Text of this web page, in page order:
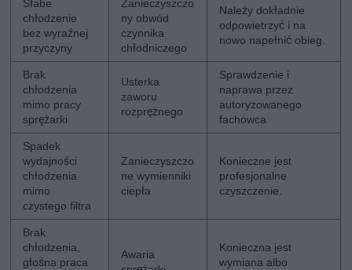
Słabe
chłodzenie
bez wyraźnej
przyczyny
Zanieczyszczo
ny obwód
czynnika
chłodniczego
Należy dokładnie
odpowietrzyć i na
nowo napełnić obieg.
Brak
chłodzenia
mimo pracy
sprężarki
Usterka
zaworu
rozprężnego
Sprawdzenie i
naprawa przez
autoryzowanego
fachowca
Spadek
wydajności
chłodzenia
mimo
czystego filtra
Zanieczyszczo
ne wymienniki
ciepła
Konieczne jest
profesjonalne
czyszczenie.
Brak
chłodzenia,
głośna praca
Awaria
Konieczna jest
wymiana albo